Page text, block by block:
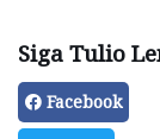
Siga Tulio
Facebook